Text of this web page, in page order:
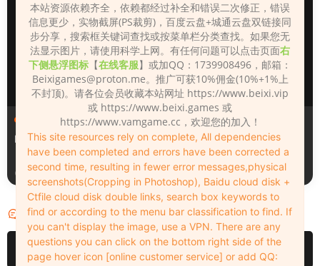
人物（Looks）
Monica_2_2_2
1天前
人物（Looks）
Lizhen2025
2天前
评论 0
请先登录
本站资源依赖齐全，依赖都经过补全和错误二次修正，错误
信息更少，实物截屏(PS裁剪)，百度云盘+城通云盘双链接同
步分享，搜索框关键词查找或按菜单栏分类查找。如果您无
法显示图片，请使用科学上网。有任何问题可以点击页面右
下侧悬浮图标 【在线客服】或加QQ：1739908496，邮箱：
Beixigames@proton.me。推广可获10%佣金(10%+1%上
不封顶)。请各位会员收藏本站网址 https://www.beixi.vip
或 https://www.beixi.games 或
https://www.vamgame.cc，欢迎您的加入！
This site resources rely on complete, All dependencies
have been completed and errors have been corrected a
second time, resulting in fewer error messages,physical
screenshots(Cropping in Photoshop), Baidu cloud disk +
Ctfile cloud disk double links, search box keywords to
find or according to the menu bar classification to find. If
you can't display the image, use a VPN. There are any
questions you can click on the bottom right side of the
page hover icon [online customer service] or add QQ: